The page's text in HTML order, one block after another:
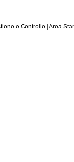
e Controllo Area